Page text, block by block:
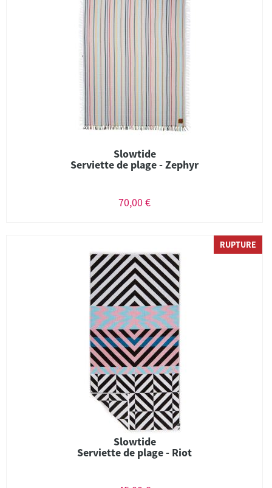
Slowtide
Serviette de plage - Zephyr
70,00 €
RUPTURE
Slowtide
Serviette de plage - Riot